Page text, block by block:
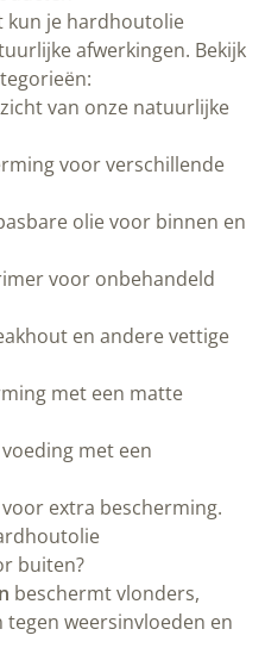
kun je hardhoutolie
afwerkingen. Bekijk
van onze natuurlijke
voor verschillende
olie voor binnen en
voor onbehandeld
en andere vettige
met een matte
met een
extra bescherming.
buiten?
beschermt vlonders,
weersinvloeden en